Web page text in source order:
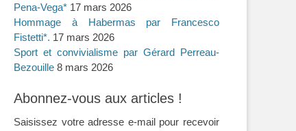
Pena-Vega* 17 mars 2026
Hommage à Habermas par Francesco
Fistetti*. 17 mars 2026
Sport et convivialisme par Gérard Perreau-
Bezouille 8 mars 2026
Abonnez-vous aux articles !
Saisissez votre adresse e-mail pour recevoir